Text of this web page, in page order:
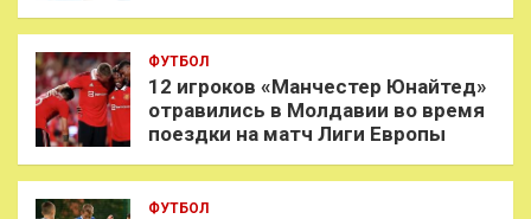
ФУТБОЛ
12 игроков «Манчестер Юнайтед»
отравились в Молдавии во время
поездки на матч Лиги Европы
ФУТБОЛ